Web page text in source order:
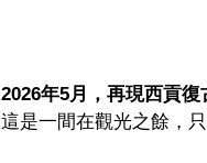
2026年5月，再現西貢
這是一間在觀光之餘，